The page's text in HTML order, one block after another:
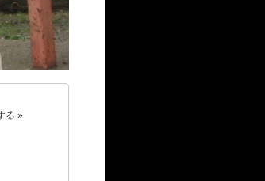
る »